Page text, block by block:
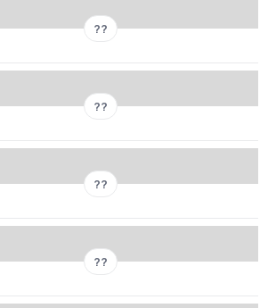
??
??
??
??